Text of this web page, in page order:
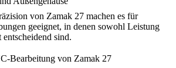
von Zamak 27 machen es für
geeignet, in denen sowohl Leistung
sind.
Bearbeitung von Zamak 27